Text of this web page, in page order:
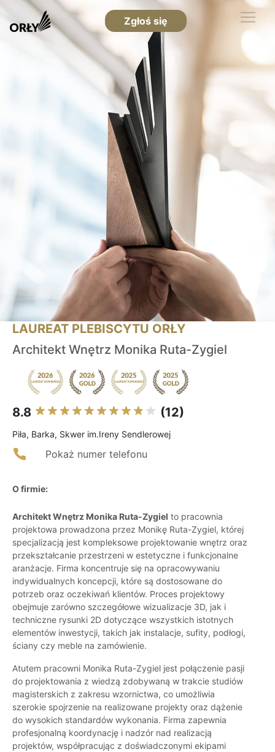
Zgłoś się
LAUREAT PLEBISCYTU ORŁY
Architekt Wnętrz Monika Ruta-Zygiel
8.8 (12)
Piła, Barka, Skwer im.Ireny Sendlerowej
Pokaż numer telefonu
O firmie:
Architekt Wnętrz Monika Ruta-Zygiel to pracownia
projektowa prowadzona przez Monikę Ruta-Zygiel, której
specjalizacją jest kompleksowe projektowanie wnętrz oraz
przekształcanie przestrzeni w estetyczne i funkcjonalne
aranżacje. Firma koncentruje się na opracowywaniu
indywidualnych koncepcji, które są dostosowane do
potrzeb oraz oczekiwań klientów. Proces projektowy
obejmuje zarówno szczegółowe wizualizacje 3D, jak i
techniczne rysunki 2D dotyczące wszystkich istotnych
elementów inwestycji, takich jak instalacje, sufity, podłogi,
ściany czy meble na zamówienie.
Atutem pracowni Monika Ruta-Zygiel jest połączenie pasji
do projektowania z wiedzą zdobywaną w trakcie studiów
magisterskich z zakresu wzornictwa, co umożliwia
szerokie spojrzenie na realizowane projekty oraz dążenie
do wysokich standardów wykonania. Firma zapewnia
profesjonalną koordynację i nadzór nad realizacją
projektów, współpracując z doświadczonymi ekipami